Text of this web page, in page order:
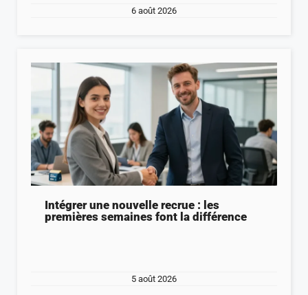
6 août 2026
Intégrer une nouvelle recrue : les
premières semaines font la différence
5 août 2026